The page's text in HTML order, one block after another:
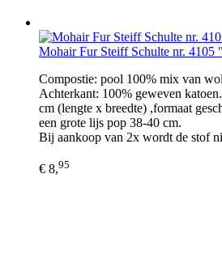
Mohair Fur Steiff Schulte nr. 4105
Compostie: pool 100% mix van
Achterkant: 100% geweven
cm (lengte x breedte) ,formaat
een grote lijs pop 38-40 cm.
Bij aankoop van 2x wordt de stof
€ 8,95